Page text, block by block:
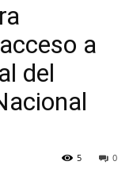
a
del
0
5